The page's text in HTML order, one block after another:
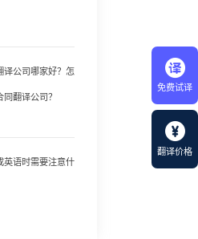
免费试译
翻译价格
译公司哪家好？怎
翻译公司？
英语时需要注意什